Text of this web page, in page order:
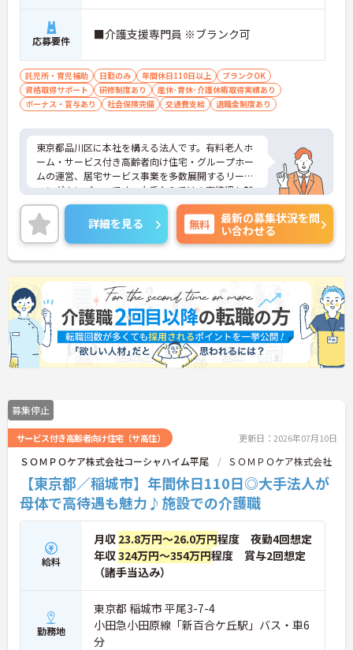
応募要件 ■介護支援専門員 ※ブランク可
託児所・育児補助 日勤のみ 年間休日110日以上
ブランクOK
資格取得サポート
研修制度あり
産休･育休･介護休暇取得実績あり
ボーナス・賞与あり
社会保険完備 交通費支給 退職金制度あり
東京都品川区に本社を構える法人です。有料老人ホ
ーム・サービス付き高齢者向け住宅・グループホー
ムの運営、居宅サービス事業を多数展開するリーデ
ィングカンパニーです。大手ならではの高待遇も魅
力です。ご興味ある方には、面接対策ポイントな
ど、さらに詳細をお話しいたしますのでお気軽にご
相談ください！
詳細を見る 無料
最新の募集状況を問
い合わせる
募集停止
サービス付き高齢者向け住宅（サ高住） 更新日：2026年07月10日
ＳＯＭＰＯケア株式会社コーシャハイム平尾 ＳＯＭＰＯケア株式会社
【東京都／稲城市】年間休日110日◎大手法人が
母体で高待遇も魅力♪施設での介護職
給料
月収 23.8万円～26.0万円程度 夜勤4回想定
年収324万円～354万円程度 賞与2回想定
（諸手当込み）
勤務地
東京都 稲城市 平尾3-7-4
小田急小田原線「新百合ケ丘駅」バス・車6
分